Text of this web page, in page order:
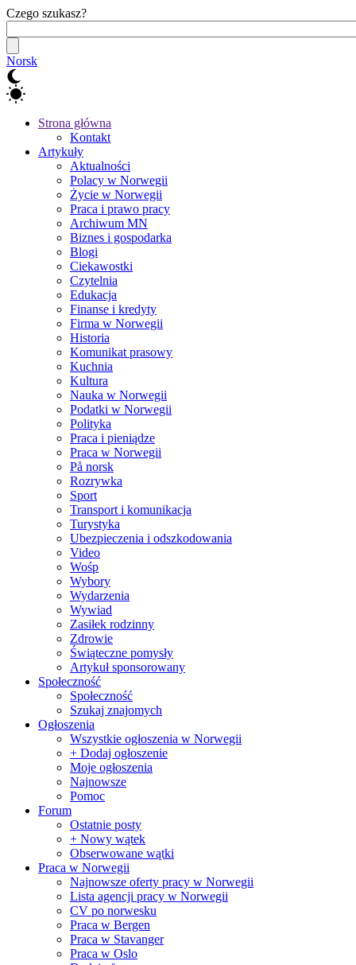
Czego szukasz?
Norsk
Strona główna
Kontakt
Artykuły
Aktualności
Polacy w Norwegii
Życie w Norwegii
Praca i prawo pracy
Archiwum MN
Biznes i gospodarka
Blogi
Ciekawostki
Czytelnia
Edukacja
Finanse i kredyty
Firma w Norwegii
Historia
Komunikat prasowy
Kuchnia
Kultura
Nauka w Norwegii
Podatki w Norwegii
Polityka
Praca i pieniądze
Praca w Norwegii
På norsk
Rozrywka
Sport
Transport i komunikacja
Turystyka
Ubezpieczenia i odszkodowania
Video
Wośp
Wybory
Wydarzenia
Wywiad
Zasiłek rodzinny
Zdrowie
Świąteczne pomysły
Artykuł sponsorowany
Społeczność
Społeczność
Szukaj znajomych
Ogłoszenia
Wszystkie ogłoszenia w Norwegii
+ Dodaj ogłoszenie
Moje ogłoszenia
Najnowsze
Pomoc
Forum
Ostatnie posty
+ Nowy wątek
Obserwowane wątki
Praca w Norwegii
Najnowsze oferty pracy w Norwegii
Lista agencji pracy w Norwegii
CV po norwesku
Praca w Bergen
Praca w Stavanger
Praca w Oslo